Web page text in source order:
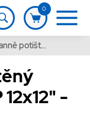
0
Oboustranně potištěný papír MODA SCRAP 12x12" - Pastel Yellow - 1 ks
-